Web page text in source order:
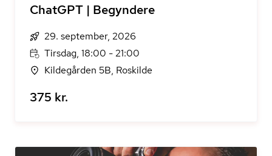
ChatGPT | Begyndere
29. september, 2026
Tirsdag, 18:00 - 21:00
Kildegården 5B, Roskilde
375 kr.